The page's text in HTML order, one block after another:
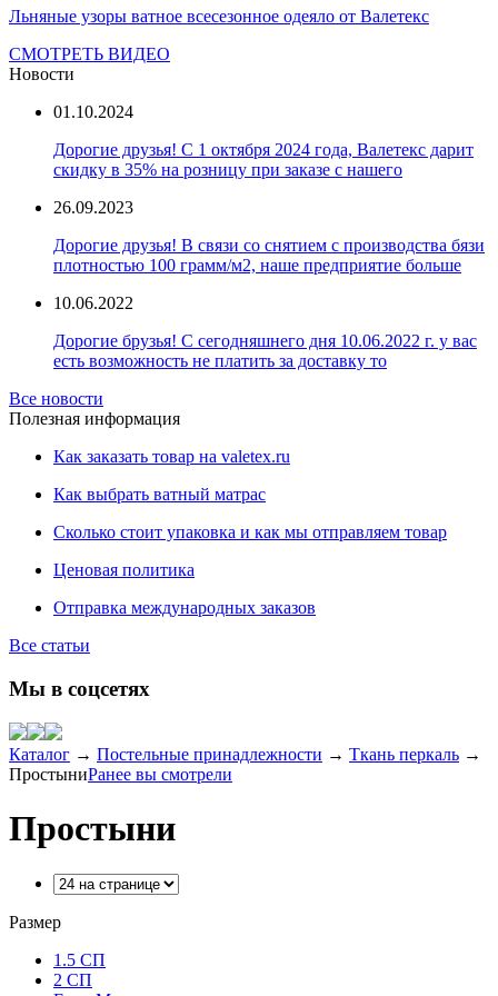
Льняные узоры ватное всесезонное одеяло от Валетекс
СМОТРЕТЬ ВИДЕО
Новости
01.10.2024
Дорогие друзья! С 1 октября 2024 года, Валетекс дарит
скидку в 35% на розницу при заказе с нашего
26.09.2023
Дорогие друзья! В связи со снятием с производства бязи
плотностью 100 грамм/м2, наше предприятие больше
10.06.2022
Дорогие брузья! С сегодняшнего дня 10.06.2022 г. у вас
есть возможность не платить за доставку то
Все новости
Полезная информация
Как заказать товар на valetex.ru
Как выбрать ватный матрас
Сколько стоит упаковка и как мы отправляем товар
Ценовая политика
Отправка международных заказов
Все статьи
Мы в соцсетях
Каталог → Постельные принадлежности → Ткань перкаль →
ПростыниРанее вы смотрели
Простыни
Размер
1.5 СП
2 СП